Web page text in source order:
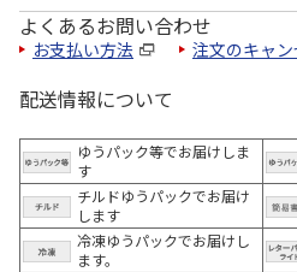
よくあるお問い合わせ
お支払い方法 注文のキャ
配送情報について
ゆうパック等でお届けしま
す
チルドゆうパックでお届け
します
冷凍ゆうパックでお届けし
ます。